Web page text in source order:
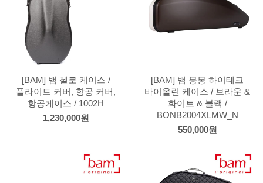
[BAM] 뱀 첼로 케이스 /
플라이트 커버, 항공 커버,
항공케이스 / 1002H
1,230,000원
[BAM] 뱀 봉봉 하이테크
바이올린 케이스 / 브라운 &
화이트 & 블랙 /
BONB2004XLMW_N
550,000원